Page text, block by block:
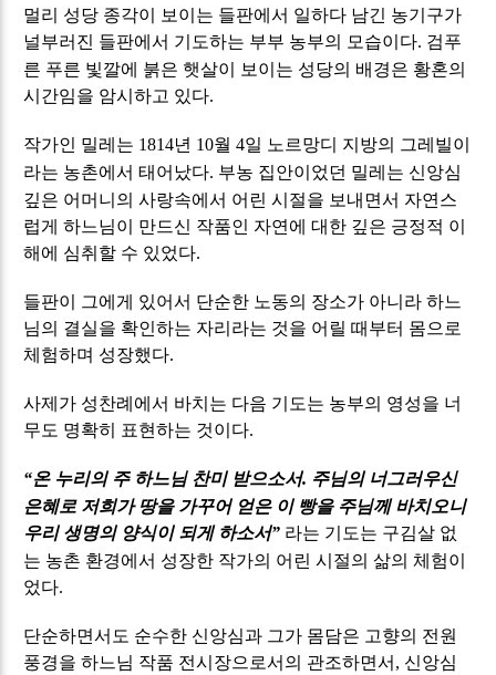
멀리 성당 종각이 보이는 들판에서 일하다 남긴 농기구가
널부러진 들판에서 기도하는 부부 농부의 모습이다. 검푸
른 푸른 빛깔에 붉은 햇살이 보이는 성당의 배경은 황혼의
시간임을 암시하고 있다.
작가인 밀레는 1814년 10월4일 노르망디 지방의 그레빌이
라는 농촌에서 태어났다. 부농 집안이었던 밀레는 신앙심
깊은 어머니의 사랑속에서 어린 시절을 보내면서 자연스
럽게 하느님이 만드신 작품인 자연에 대한 깊은 긍정적 이
해에 심취할 수 있었다.
들판이 그에게 있어서 단순한 노동의 장소가 아니라 하느
님의 결실을 확인하는 자리라는 것을 어릴 때부터 몸으로
체험하며 성장했다.
사제가 성찬례에서 바치는 다음 기도는 농부의 영성을 너
무도 명확히 표현하는 것이다.
“온 누리의 주 하느님 찬미 받으소서. 주님의 너그러우신
은혜로 저희가 땅을 가꾸어 얻은 이 빵을 주님께 바치오니
우리 생명의 양식이 되게 하소서” 라는 기도는 구김살 없
는 농촌 환경에서 성장한 작가의 어린 시절의 삶의 체험이
었다.
단순하면서도 순수한 신앙심과 그가 몸담은 고향의 전원
풍경을 하느님 작품 전시장으로서의 관조하면서, 신앙심